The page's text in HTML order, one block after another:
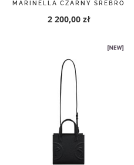
MARINELLA CZARNY SREBRO
2 200,00 zł